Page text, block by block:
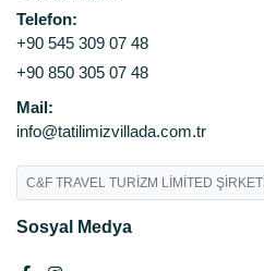
Telefon:
+90 545 309 07 48
+90 850 305 07 48
Mail:
info@tatilimizvillada.com.tr
C&F TRAVEL TURİZM LİMİTED ŞİRKETİ
Sosyal Medya